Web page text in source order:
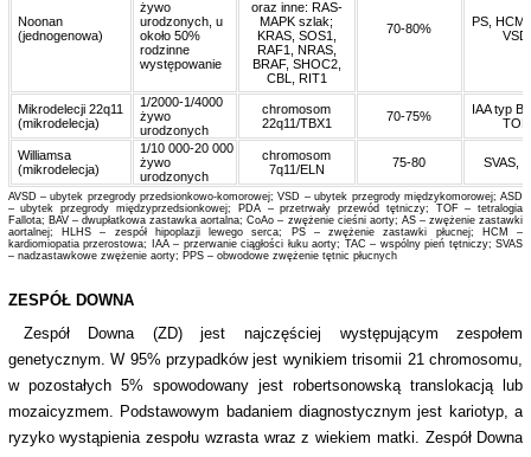
Noonan
(jednogenowa)
żywo
urodzonych, u
około 50%
rodzinne
występowanie
oraz inne: RAS-
MAPK szlak;
KRAS, SOS1,
RAF1, NRAS,
BRAF, SHOC2,
CBL, RIT1
70-80%
PS, HCM,
VSD
Mikrodelecji 22q11
(mikrodelecja)
1/2000-1/4000
żywo
urodzonych
chromosom
22q11/TBX1
70-75%
IAA typ
TOF
Williamsa
(mikrodelecja)
1/10 000-20 000
żywo
urodzonych
chromosom
7q11/ELN
75-80 SVAS,
AVSD – ubytek przegrody przedsionkowo-komorowej; VSD – ubytek przegrody międzykomorowej; ASD
– ubytek przegrody międzyprzedsionkowej; PDA – przetrwały przewód tętniczy; TOF – tetralogia
Fallota; BAV – dwupłatkowa zastawka aortalna; CoAo – zwężenie cieśni aorty; AS – zwężenie zastawki
aortalnej; HLHS – zespół hipoplazji lewego serca; PS – zwężenie zastawki płucnej; HCM –
kardiomiopatia przerostowa; IAA – przerwanie ciągłości łuku aorty; TAC – wspólny pień tętniczy; SVAS
– nadzastawkowe zwężenie aorty; PPS – obwodowe zwężenie tętnic płucnych
ZESPÓŁ DOWNA
Zespół Downa (ZD) jest najczęściej występującym zespołem
genetycznym. W 95% przypadków jest wynikiem trisomii 21 chromosomu,
w pozostałych 5% spowodowany jest robertsonowską translokacją lub
mozaicyzmem. Podstawowym badaniem diagnostycznym jest kariotyp, a
ryzyko wystąpienia zespołu wzrasta wraz z wiekiem matki. Zespół Downa